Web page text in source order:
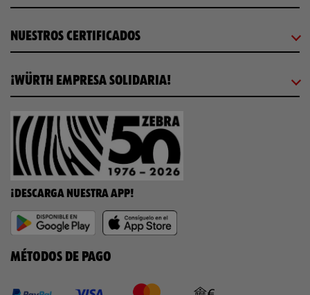
NUESTROS CERTIFICADOS
¡WÜRTH EMPRESA SOLIDARIA!
¡DESCARGA NUESTRA APP!
MÉTODOS DE PAGO